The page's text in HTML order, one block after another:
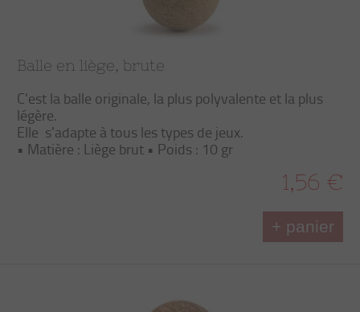
Balle en liège, brute
C'est la balle originale, la plus polyvalente et la plus
légère.
Elle s'adapte à tous les types de jeux.
• Matière : Liège brut • Poids : 10 gr
1,56 €
+ panier